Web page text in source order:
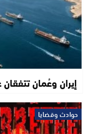
إيران وعُمان
حوادث وقضايا